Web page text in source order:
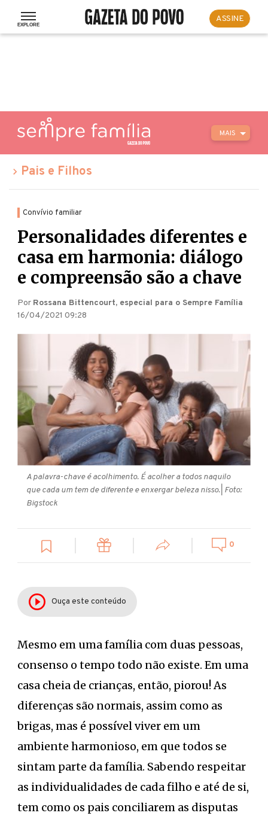
ASSINE
MAIS
Pais e Filhos
Convívio familiar
Personalidades diferentes e
casa em harmonia: diálogo
e compreensão são a chave
Por Rossana Bittencourt, especial para o Sempre Família
16/04/2021 09:28
A palavra-chave é acolhimento. É acolher a todos naquilo
que cada um tem de diferente e enxergar beleza nisso.| Foto:
Bigstock
0
Ouça este conteúdo
Mesmo em uma família com duas pessoas,
consenso o tempo todo não existe. Em uma
casa cheia de crianças, então, piorou! As
diferenças são normais, assim como as
brigas, mas é possível viver em um
ambiente harmonioso, em que todos se
sintam parte da família. Sabendo respeitar
as individualidades de cada filho e até de si,
tem como os pais conciliarem as disputas